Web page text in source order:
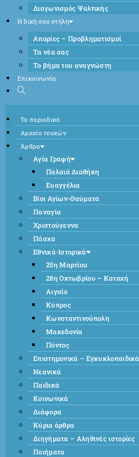
Διαγωνισμός Ψαλτικής
Η δική σου στήλη
Απορίες – Προβληματισμοί
Τα νέα σας
Το βήμα του αναγνώστη
Επικοινωνία
Το περιοδικό
Αρχείο τευχών
Άρθρα
Αγία Γραφή
Παλαιά Διαθήκη
Ευαγγέλια
Βίοι Αγίων-Θαύματα
Παναγία
Χριστούγεννα
Πάσχα
Εθνικά-Ιστορικά
25η Μαρτίου
28η Οκτωβρίου – Κατοχή
Αιγαίο
Κύπρος
Κωνσταντινούπολη
Μακεδονία
Πόντος
Επιστημονικά – Εγκυκλοπαιδικά
Νεανικά
Παιδικά
Κοινωνικά
Διάφορα
Κύρια άρθρα
Διηγήματα – Αληθινές ιστορίες
Ποιήματα